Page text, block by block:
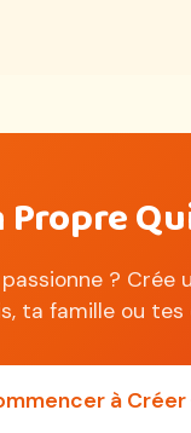
Propre
? Crée
ta famille ou tes
à Créer